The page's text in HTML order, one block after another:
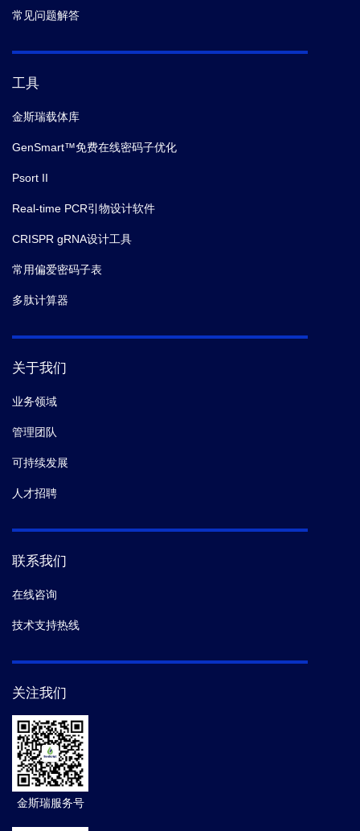
常见问题解答
工具
金斯瑞载体库
GenSmart™免费在线密码子优化
Psort II
Real-time PCR引物设计软件
CRISPR gRNA设计工具
常用偏爱密码子表
多肽计算器
关于我们
业务领域
管理团队
可持续发展
人才招聘
联系我们
在线咨询
技术支持热线
关注我们
金斯瑞服务号